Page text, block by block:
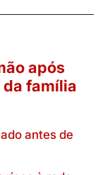
após
família
antes de